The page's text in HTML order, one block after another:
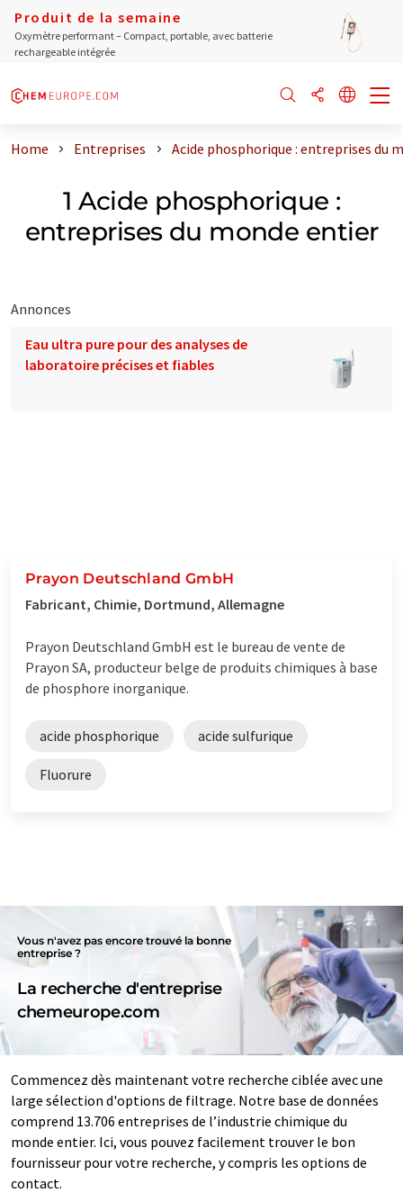
Produit de la semaine
Oxymètre performant – Compact, portable, avec batterie
rechargeable intégrée
Home Entreprises Acide phosphorique : entreprises du
1 Acide phosphorique :
entreprises du monde entier
Annonces
Eau ultra pure pour des analyses de
laboratoire précises et fiables
Prayon Deutschland GmbH
Fabricant, Chimie, Dortmund, Allemagne
Prayon Deutschland GmbH est le bureau de vente de
Prayon SA, producteur belge de produits chimiques à base
de phosphore inorganique.
acide phosphorique acide sulfurique
Fluorure
Vous n'avez pas encore trouvé la bonne
entreprise ?
La recherche d'entreprise
chemeurope.com
Commencez dès maintenant votre recherche ciblée avec une
large sélection d'options de filtrage. Notre base de données
comprend 13.706 entreprises de l’industrie chimique du
monde entier. Ici, vous pouvez facilement trouver le bon
fournisseur pour votre recherche, y compris les options de
contact.